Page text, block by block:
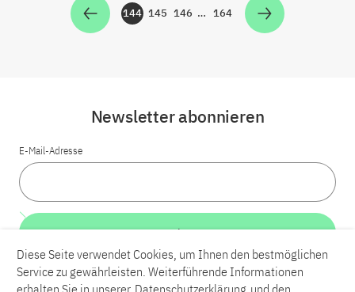
Zur Seite
144 Zur Seite
145 Zur Seite
146 … Zur Seite
164
Newsletter abonnieren
E-Mail-Adresse
Weiter
Diese Seite verwendet Cookies, um Ihnen den bestmöglichen
Service zu gewährleisten. Weiterführende Informationen
erhalten Sie in unserer Datenschutzerklärung und den